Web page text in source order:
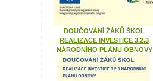
DOUČOVÁNÍ ŽÁKŮ ŠKOL
REALIZACE INVESTICE 3.2.3
NÁRODNÍHO PLÁNU OBNOVY